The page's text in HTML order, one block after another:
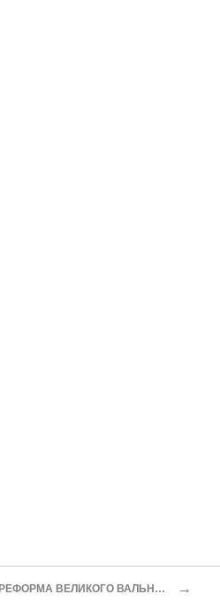
§ 9. РЕФОРМА ВЕЛИКОГО ВАЛЬНОГО СЕЙМА →